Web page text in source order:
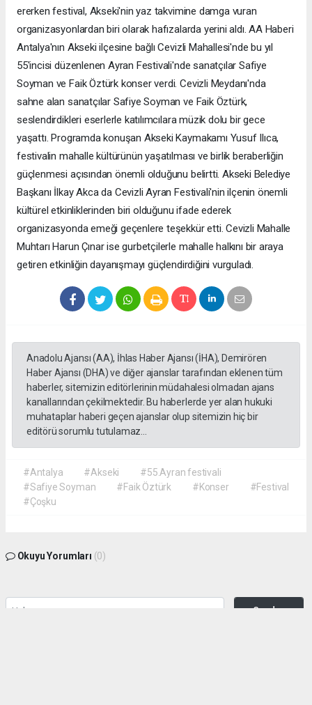
ererken festival, Akseki'nin yaz takvimine damga vuran
organizasyonlardan biri olarak hafızalarda yerini aldı. AA Haberi
Antalya'nın Akseki ilçesine bağlı Cevizli Mahallesi'nde bu yıl
55'incisi düzenlenen Ayran Festivali'nde sanatçılar Safiye
Soyman ve Faik Öztürk konser verdi. Cevizli Meydanı'nda
sahne alan sanatçılar Safiye Soyman ve Faik Öztürk,
seslendirdikleri eserlerle katılımcılara müzik dolu bir gece
yaşattı. Programda konuşan Akseki Kaymakamı Yusuf Ilıca,
festivalin mahalle kültürünün yaşatılması ve birlik beraberliğin
güçlenmesi açısından önemli olduğunu belirtti. Akseki Belediye
Başkanı İlkay Akca da Cevizli Ayran Festivali'nin ilçenin önemli
kültürel etkinliklerinden biri olduğunu ifade ederek
organizasyonda emeği geçenlere teşekkür etti. Cevizli Mahalle
Muhtarı Harun Çınar ise gurbetçilerle mahalle halkını bir araya
getiren etkinliğin dayanışmayı güçlendirdiğini vurguladı.
Anadolu Ajansı (AA), İhlas Haber Ajansı (İHA), Demirören
Haber Ajansı (DHA) ve diğer ajanslar tarafından eklenen tüm
haberler, sitemizin editörlerinin müdahalesi olmadan ajans
kanallarından çekilmektedir. Bu haberlerde yer alan hukuki
muhataplar haberi geçen ajanslar olup sitemizin hiç bir
editörü sorumlu tutulamaz...
#Antalya #Akseki
#55.Ayran festivali
#Safiye Soyman
#Faik Öztürk #Konser
#Festival
#Çoşku
Okuyu Yorumları (0)
Gonder